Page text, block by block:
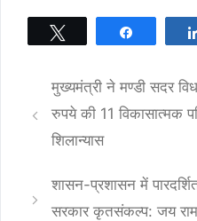
मुख्यमंत्री ने मण्डी सदर
रुपये की 11 विकासात्मक
शिलान्यास
शासन-प्रशासन में
सरकार कृतसंकल्प: जय